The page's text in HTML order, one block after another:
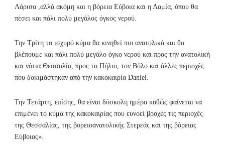
Λάρισα ,αλλά ακόμη και η βόρεια Εύβοια και η Λαμία, όπου θα
πέσει και πάλι πολύ μεγάλος όγκος νερού.
Την Τρίτη το ισχυρό κύμα θα κινηθεί πιο ανατολικά και θα
βλέπουμε και πάλι πολύ μεγάλο όγκο νερού και προς την ανατολική
και νότια Θεσσαλία, προς το Πήλιο, τον Βόλο και άλλες περιοχές
που δοκιμάστηκαν από την κακοκαιρία Daniel.
Την Τετάρτη, επίσης, θα είναι δύσκολη ημέρα καθώς φαίνεται να
επιμένει το κύμα της κακοκαιρίας που ευνοεί βροχές τις περιοχές
της Θεσσαλίας, της βορειοανατολικής Στερεάς και της βόρειας
Εύβοιας».